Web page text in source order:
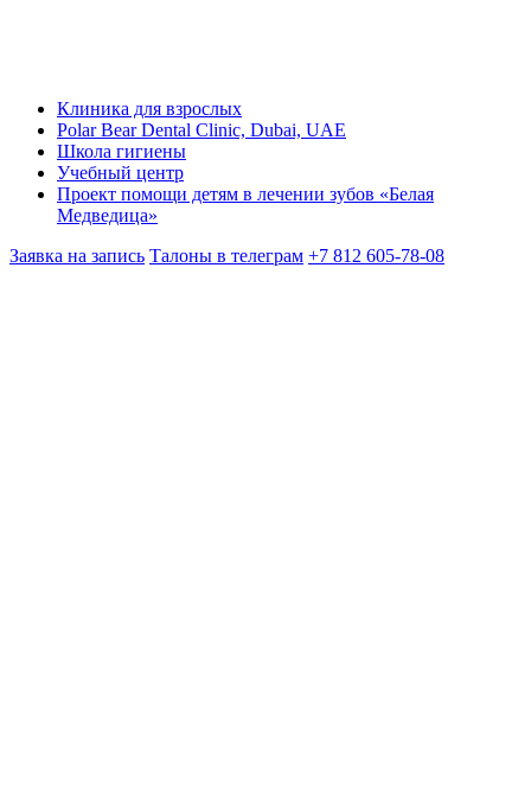
Клиника для взрослых
Polar Bear Dental Clinic, Dubai, UAE
Школа гигиены
Учебный центр
Проект помощи детям в лечении зубов «Белая
Медведица»
Заявка на запись Талоны в телеграм +7 812 605-78-08